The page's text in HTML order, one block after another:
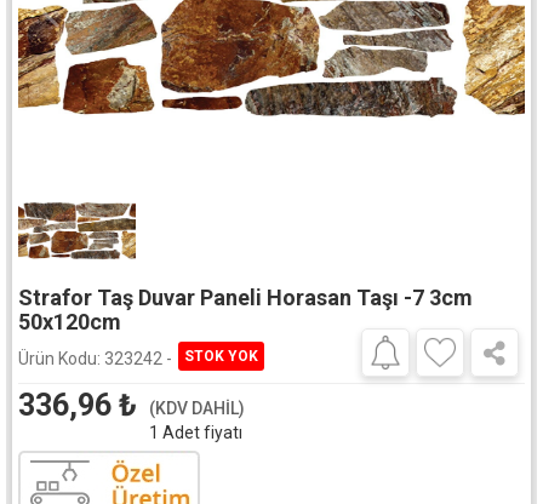
Strafor Taş Duvar Paneli Horasan Taşı -7 3cm
50x120cm
Ürün Kodu: 323242 -
336,96 ₺
(KDV DAHİL)
1 Adet fiyatı